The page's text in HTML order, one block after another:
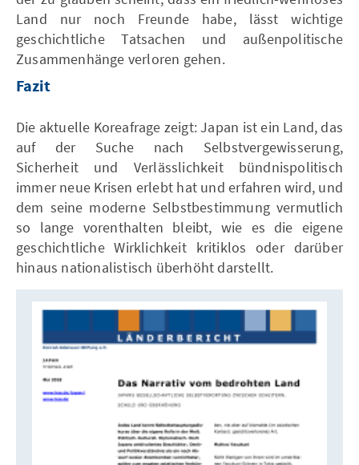
Land nur noch Freunde habe, lässt wichtige
geschichtliche Tatsachen und außenpolitische
Zusammenhänge verloren gehen.
Fazit
Die aktuelle Koreafrage zeigt: Japan ist ein Land, das
auf der Suche nach Selbstvergewisserung,
Sicherheit und Verlässlichkeit bündnispolitisch
immer neue Krisen erlebt hat und erfahren wird, und
dem seine moderne Selbstbestimmung vermutlich
so lange vorenthalten bleibt, wie es die eigene
geschichtliche Wirklichkeit kritiklos oder darüber
hinaus nationalistisch überhöht darstellt.